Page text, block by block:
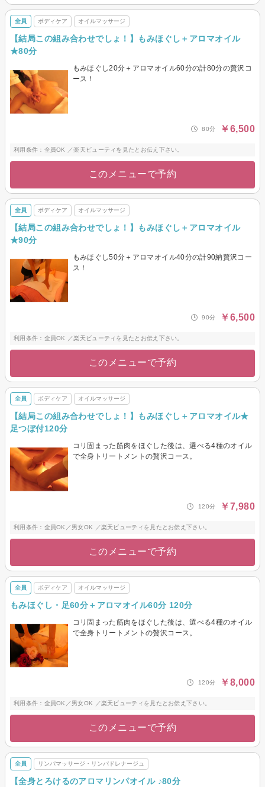
全員 ボディケア オイルマッサージ
【結局この組み合わせでしょ！】もみほぐし＋アロマオイル
★80分
もみほぐし20分＋アロマオイル60分の計80分の贅沢コ
ース！
80分 ￥6,500
利用条件：全員OK ／楽天ビューティを見たとお伝え下さい。
このメニューで予約
全員 ボディケア オイルマッサージ
【結局この組み合わせでしょ！】もみほぐし＋アロマオイル
★90分
もみほぐし50分＋アロマオイル40分の計90納贅沢コー
ス！
90分 ￥6,500
利用条件：全員OK ／楽天ビューティを見たとお伝え下さい。
このメニューで予約
全員 ボディケア オイルマッサージ
【結局この組み合わせでしょ！】もみほぐし＋アロマオイル★
足つぼ付120分
コリ固まった筋肉をほぐした後は、選べる4種のオイル
で全身トリートメントの贅沢コース。
120分 ￥7,980
利用条件：全員OK／男女OK ／楽天ビューティを見たとお伝え下さい。
このメニューで予約
全員 ボディケア オイルマッサージ
もみほぐし・足60分＋アロマオイル60分 120分
コリ固まった筋肉をほぐした後は、選べる4種のオイル
で全身トリートメントの贅沢コース。
120分 ￥8,000
利用条件：全員OK／男女OK ／楽天ビューティを見たとお伝え下さい。
このメニューで予約
全員 リンパマッサージ・リンパドレナージュ
【全身とろけるのアロマリンパオイル ♪80分